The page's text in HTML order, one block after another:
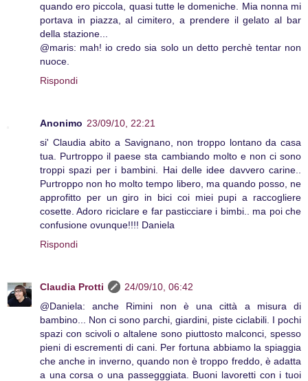
quando ero piccola, quasi tutte le domeniche. Mia nonna mi
portava in piazza, al cimitero, a prendere il gelato al bar
della stazione...
@maris: mah! io credo sia solo un detto perchè tentar non
nuoce.
Rispondi
Anonimo 23/09/10, 22:21
si' Claudia abito a Savignano, non troppo lontano da casa
tua. Purtroppo il paese sta cambiando molto e non ci sono
troppi spazi per i bambini. Hai delle idee davvero carine..
Purtroppo non ho molto tempo libero, ma quando posso, ne
approfitto per un giro in bici coi miei pupi a raccogliere
cosette. Adoro riciclare e far pasticciare i bimbi.. ma poi che
confusione ovunque!!!! Daniela
Rispondi
Claudia Protti
24/09/10, 06:42
@Daniela: anche Rimini non è una città a misura di
bambino... Non ci sono parchi, giardini, piste ciclabili. I pochi
spazi con scivoli o altalene sono piuttosto malconci, spesso
pieni di escrementi di cani. Per fortuna abbiamo la spiaggia
che anche in inverno, quando non è troppo freddo, è adatta
a una corsa o una passegggiata. Buoni lavoretti con i tuoi